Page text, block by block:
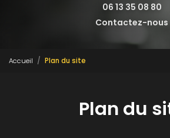
06 13 35 08 80
Contactez-nous
Accueil Plan du site
Plan du